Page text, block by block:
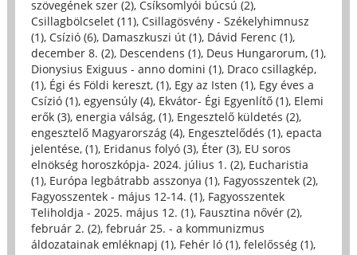
szövegének szer (2), Csíksomlyói búcsú (2),
Csillagbölcselet (11), Csillagösvény - Székelyhimnusz
(1), Csízió (6), Damaszkuszi út (1), Dávid Ferenc (1),
december 8. (2), Descendens (1), Deus Hungarorum, (1),
Dionysius Exiguus - anno domini (1), Draco csillagkép,
(1), Égi és Földi kereszt, (1), Egy az Isten (1), Egy éves a
Csízió (1), egyensúly (4), Ekvátor- Égi Egyenlítő (1), Elemi
erők (3), energia válság, (1), Engesztelő küldetés (2),
engesztelő Magyarország (4), Engesztelődés (1), epacta
jelentése, (1), Eridanus folyó (3), Éter (3), EU soros
elnökség horoszkópja- 2024. július 1. (2), Eucharistia
(1), Európa legbátrabb asszonya (1), Fagyosszentek (2),
Fagyosszentek - május 12-14. (1), Fagyosszentek
Teliholdja - 2025. május 12. (1), Fausztina nővér (2),
február 2. (2), február 25. - a kommunizmus
áldozatainak emléknapj (1), Fehér ló (1), felelősség (1),